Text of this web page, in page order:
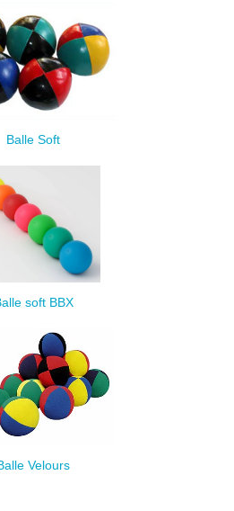
Balle Soft
soft BBX
Velours